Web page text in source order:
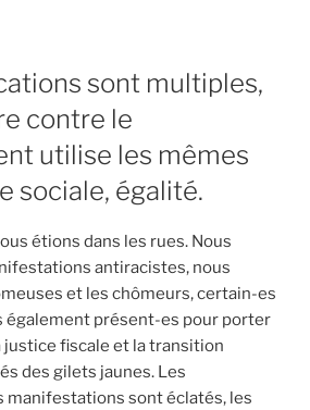
sont multiples,
contre le
utilise les mêmes
sociale, égalité.
étions dans les rues. Nous
antiracistes, nous
et les chômeurs, certain-es
également présent-es pour porter
justice fiscale et la transition
des gilets jaunes. Les
manifestations sont éclatés, les